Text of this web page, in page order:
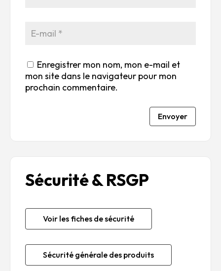
Enregistrer mon nom, mon e-mail et
mon site dans le navigateur pour mon
prochain commentaire.
Envoyer
Sécurité & RSGP
Voir les fiches de sécurité
Sécurité générale des produits